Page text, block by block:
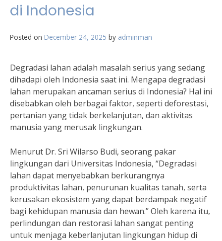
di Indonesia
Posted on December 24, 2025 by adminman
Degradasi lahan adalah masalah serius yang sedang
dihadapi oleh Indonesia saat ini. Mengapa degradasi
lahan merupakan ancaman serius di Indonesia? Hal ini
disebabkan oleh berbagai faktor, seperti deforestasi,
pertanian yang tidak berkelanjutan, dan aktivitas
manusia yang merusak lingkungan.
Menurut Dr. Sri Wilarso Budi, seorang pakar
lingkungan dari Universitas Indonesia, “Degradasi
lahan dapat menyebabkan berkurangnya
produktivitas lahan, penurunan kualitas tanah, serta
kerusakan ekosistem yang dapat berdampak negatif
bagi kehidupan manusia dan hewan.” Oleh karena itu,
perlindungan dan restorasi lahan sangat penting
untuk menjaga keberlanjutan lingkungan hidup di